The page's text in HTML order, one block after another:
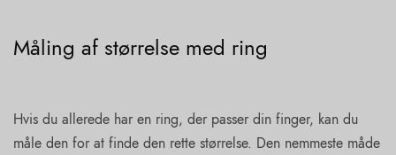
Måling af størrelse med ring
Hvis du allerede har en ring, der passer din finger, kan du
måle den for at finde den rette størrelse. Den nemmeste måde